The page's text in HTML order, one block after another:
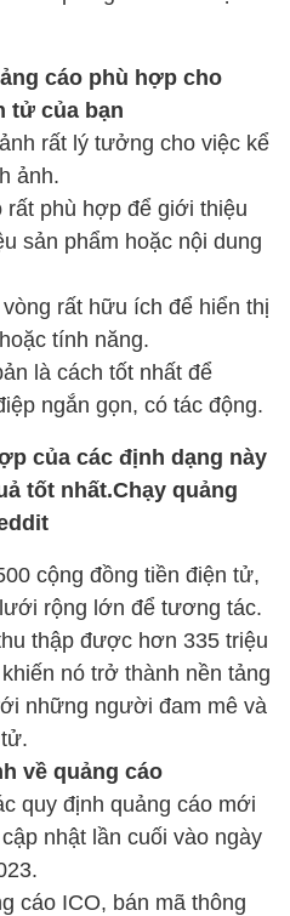
cáo phù hợp cho
tử của bạn
rất lý tưởng cho việc kể
ảnh.
rất phù hợp để giới thiệu
sản phẩm hoặc nội dung
rất hữu ích để hiển thị
tính năng.
là cách tốt nhất để
ngắn gọn, có tác động.
của các định dạng này
tốt nhất.Chạy quảng
cộng đồng tiền điện tử,
rộng lớn để tương tác.
thập được hơn 335 triệu
nó trở thành nền tảng
những người đam mê và
về quảng cáo
quy định quảng cáo mới
nhật lần cuối vào ngày
cáo ICO, bán mã thông